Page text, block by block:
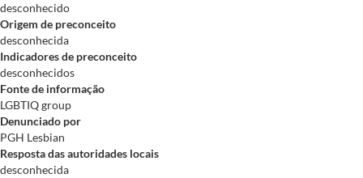
desconhecido
Origem de preconceito
desconhecida
Indicadores de preconceito
desconhecidos
Fonte de informação
LGBTIQ group
Denunciado por
PGH Lesbian
Resposta das autoridades locais
desconhecida